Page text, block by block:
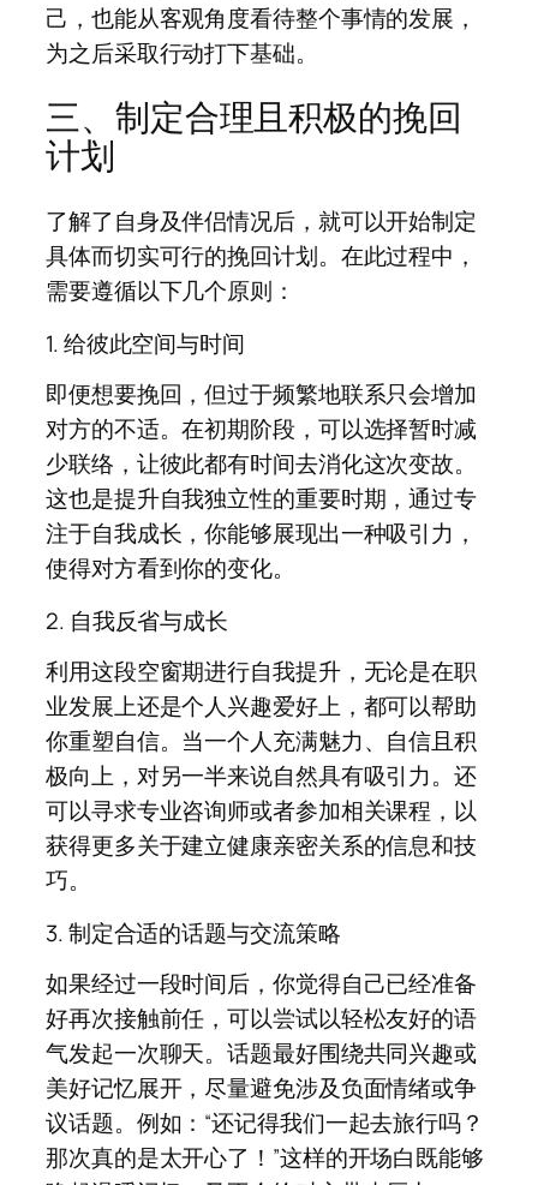
己，也能从客观角度看待整个事情的发展，
为之后采取行动打下基础。
三、制定合理且积极的挽回
计划
了解了自身及伴侣情况后，就可以开始制定
具体而切实可行的挽回计划。在此过程中，
需要遵循以下几个原则：
1. 给彼此空间与时间
即便想要挽回，但过于频繁地联系只会增加
对方的不适。在初期阶段，可以选择暂时减
少联络，让彼此都有时间去消化这次变故。
这也是提升自我独立性的重要时期，通过专
注于自我成长，你能够展现出一种吸引力，
使得对方看到你的变化。
2. 自我反省与成长
利用这段空窗期进行自我提升，无论是在职
业发展上还是个人兴趣爱好上，都可以帮助
你重塑自信。当一个人充满魅力、自信且积
极向上，对另一半来说自然具有吸引力。还
可以寻求专业咨询师或者参加相关课程，以
获得更多关于建立健康亲密关系的信息和技
巧。
3. 制定合适的话题与交流策略
如果经过一段时间后，你觉得自己已经准备
好再次接触前任，可以尝试以轻松友好的语
气发起一次聊天。话题最好围绕共同兴趣或
美好记忆展开，尽量避免涉及负面情绪或争
议话题。例如：“还记得我们一起去旅行吗？
那次真的是太开心了！”这样的开场白既能够